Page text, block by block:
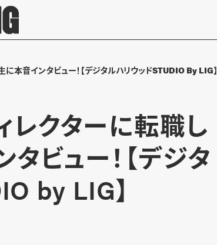
本音インタビュー！【デジタルハリウッドSTUDIO By LIG】
レクターに転職し
ビュー！【デジタ
by LIG】